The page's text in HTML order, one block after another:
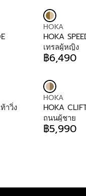
0
C
E
฿
5
,
9
0
:G
U
L
A
R
P
C
E
฿
6
,
9
V
E
N
D
O
:
HOKA
HOKA
เทรลผู้หญิง
R
G
U
L
A
R
P
6
฿6,490
าวิ่ง
V
E
N
D
O
HOKA
HOKA
ถนนผู้ชาย
R
R
฿5,990